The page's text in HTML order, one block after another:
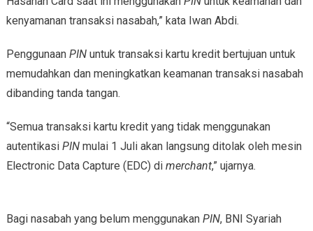
kenyamanan transaksi nasabah,” kata Iwan Abdi.
PenggunaanPINuntuk transaksi kartu kredit bertujuan untuk
memudahkan dan meningkatkan keamanan transaksi nasabah
dibanding tanda tangan.
“Semua transaksi kartu kredit yang tidak menggunakan
autentikasi PIN mulai 1 Juli akan langsung ditolak oleh mesin
Electronic Data Capture (EDC) di merchant,” ujarnya.
Bagi nasabah yang belum menggunakan PIN, BNI Syariah